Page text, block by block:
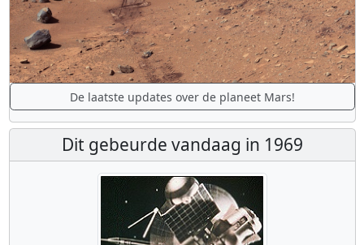
De laatste updates over de planeet Mars!
Dit gebeurde vandaag in 1969